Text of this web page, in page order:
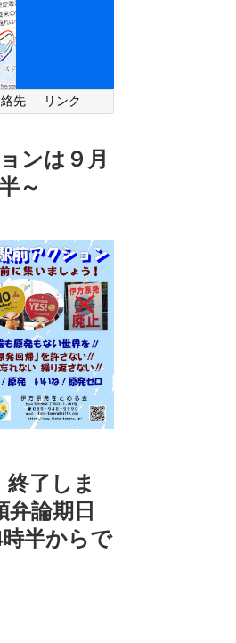
先 リンク
ンは９月
～
了しま
弁論期日
半からで